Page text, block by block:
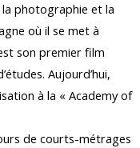
photographie et la
où il se met à
son premier film
Aujourd’hui,
à la « Academy of
de courts-métrages